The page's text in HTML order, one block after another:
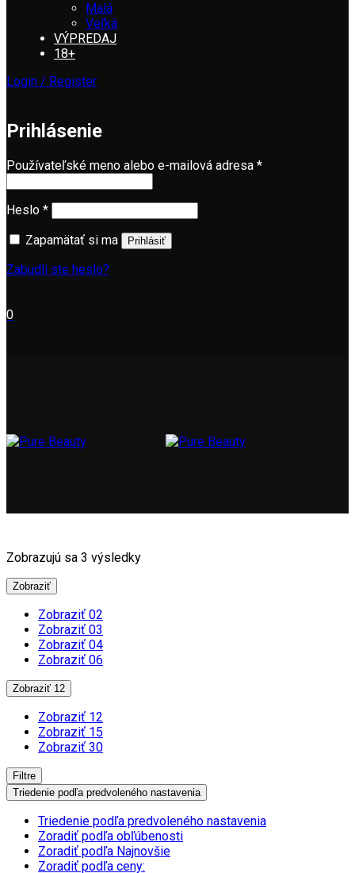
Malá
Veľká
VÝPREDAJ
18+
Login / Register
Prihlásenie
Používateľské meno alebo e-mailová adresa *
Heslo *
Zapamätať si ma
Prihlásiť
Zabudli ste heslo?
0
Zobrazujú sa 3 výsledky
Zobraziť
Zobraziť 02
Zobraziť 03
Zobraziť 04
Zobraziť 06
Zobraziť 12
Zobraziť 12
Zobraziť 15
Zobraziť 30
Filtre
Triedenie podľa predvoleného nastavenia
Triedenie podľa predvoleného nastavenia
Zoradiť podľa obľúbenosti
Zoradiť podľa Najnovšie
Zoradiť podľa ceny: